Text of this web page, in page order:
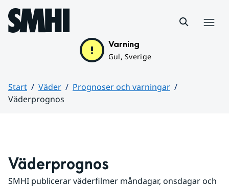
Hoppa till sidans innehåll
Varning
Gul, Sverige
Start Väder
Prognoser och varningar
Väderprognos
Väderprognos
SMHI publicerar väderfilmer måndagar, onsdagar och